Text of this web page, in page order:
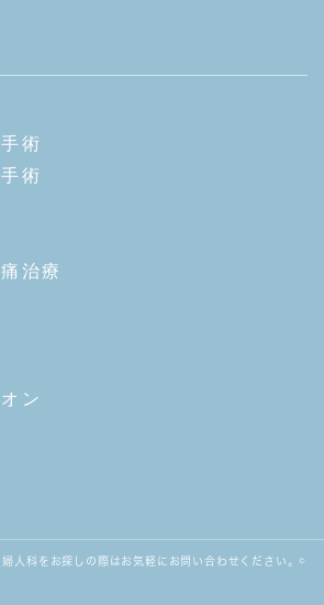
術
術
治療
ン
人科をお探しの際はお気軽にお問い合わせください。©